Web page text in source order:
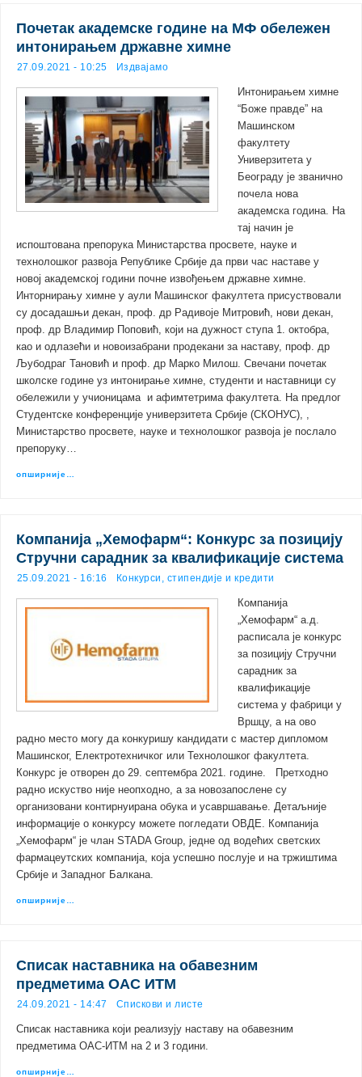
Почетак академске године на МФ обележен
интонирањем државне химне
27.09.2021 - 10:25 Издвајамо
Интонирањем химне
“Боже правде” на
Машинском
факултету
Универзитета у
Београду је званично
почела нова
академска година. На
тај начин је
испоштована препорука Министарства просвете, науке и
технолошког развоја Републике Србије да први час наставе у
новој академској години почне извођењем државне химне.
Инторнирању химне у аули Машинског факултета присуствовали
су досадашњи декан, проф. др Радивоје Митровић, нови декан,
проф. др Владимир Поповић, који на дужност ступа 1. октобра,
као и одлазећи и новоизабрани продекани за наставу, проф. др
Љубодраг Тановић и проф. др Марко Милош. Свечани почетак
школске године уз интонирање химне, студенти и наставници су
обележили у учионицама и афимтетрима факултета. На предлог
Студентске конференције универзитета Србије (СКОНУС), ,
Министарство просвете, науке и технолошког развоја је послало
препоруку…
опширније…
Компанија „Хемофарм“: Конкурс за позицију
Стручни сарадник за квалификације система
25.09.2021 - 16:16 Конкурси, стипендије и кредити
Компанија
„Хемофарм“ а.д.
расписала је конкурс
за позицију Стручни
сарадник за
квалификације
система у фабрици у
Вршцу, а на ово
радно место могу да конкуришу кандидати с мастер дипломом
Машинског, Електротехничког или Технолошког факултета.
Конкурс је отворен до 29. септембра 2021. године. Претходно
радно искуство није неопходно, а за новозапослене су
организовани контирнуирана обука и усавршавање. Детаљније
информације о конкурсу можете погледати ОВДЕ. Компанија
„Хемофарм“ је члан STADA Group, једне од водећих светских
фармацеутских компанија, која успешно послује и на тржиштима
Србије и Западног Балкана.
опширније…
Списак наставника на обавезним
предметима ОАС ИТМ
24.09.2021 - 14:47 Спискови и листе
Списак наставника који реализују наставу на обавезним
предметима ОАС-ИТМ на 2 и 3 години.
опширније…